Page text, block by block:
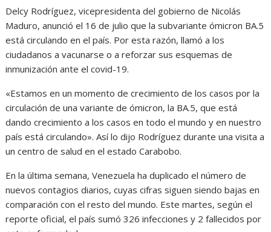
Delcy Rodríguez, vicepresidenta del gobierno de Nicolás
Maduro, anunció el 16 de julio que la subvariante ómicron BA.5
está circulando en el país. Por esta razón, llamó a los
ciudadanos a vacunarse o a reforzar sus esquemas de
inmunización ante el covid-19.
«Estamos en un momento de crecimiento de los casos por la
circulación de una variante de ómicron, la BA.5, que está
dando crecimiento a los casos en todo el mundo y en nuestro
país está circulando». Así lo dijo Rodríguez durante una visita a
un centro de salud en el estado Carabobo.
En la última semana, Venezuela ha duplicado el número de
nuevos contagios diarios, cuyas cifras siguen siendo bajas en
comparación con el resto del mundo. Este martes, según el
reporte oficial, el país sumó 326 infecciones y 2 fallecidos por